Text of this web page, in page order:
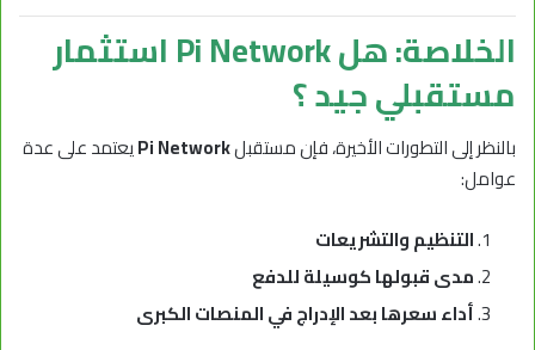
الخلاصة: هل Pi Network استثمار
مستقبلي جيد ؟
بالنظر إلى التطورات الأخيرة، فإن مستقبلPi Networkيعتمد على عدة
عوامل:
التنظيم والتشريعات
مدى قبولها كوسيلة للدفع
أداء سعرها بعد الإدراج في المنصات الكبرى